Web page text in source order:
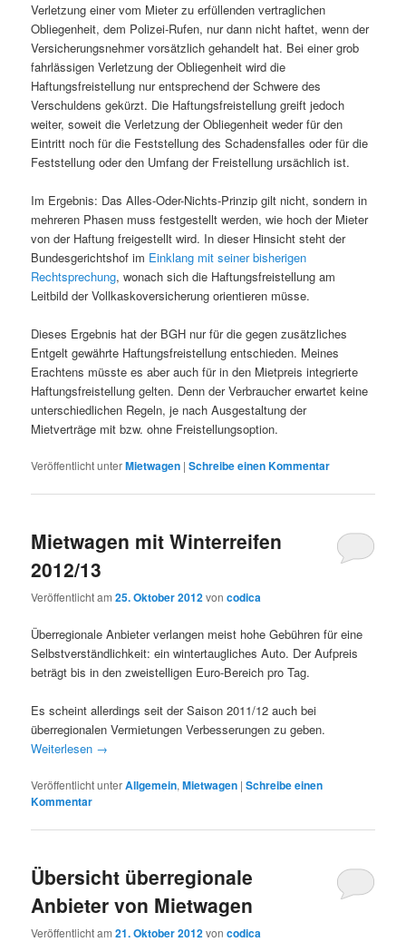
Verletzung einer vom Mieter zu erfüllenden vertraglichen
Obliegenheit, dem Polizei-Rufen, nur dann nicht haftet, wenn der
Versicherungsnehmer vorsätzlich gehandelt hat. Bei einer grob
fahrlässigen Verletzung der Obliegenheit wird die
Haftungsfreistellung nur entsprechend der Schwere des
Verschuldens gekürzt. Die Haftungsfreistellung greift jedoch
weiter, soweit die Verletzung der Obliegenheit weder für den
Eintritt noch für die Feststellung des Schadensfalles oder für die
Feststellung oder den Umfang der Freistellung ursächlich ist.
Im Ergebnis: Das Alles-Oder-Nichts-Prinzip gilt nicht, sondern in
mehreren Phasen muss festgestellt werden, wie hoch der Mieter
von der Haftung freigestellt wird. In dieser Hinsicht steht der
Bundesgerichtshof im Einklang mit seiner bisherigen
Rechtsprechung, wonach sich die Haftungsfreistellung am
Leitbild der Vollkaskoversicherung orientieren müsse.
Dieses Ergebnis hat der BGH nur für die gegen zusätzliches
Entgelt gewährte Haftungsfreistellung entschieden. Meines
Erachtens müsste es aber auch für in den Mietpreis integrierte
Haftungsfreistellung gelten. Denn der Verbraucher erwartet keine
unterschiedlichen Regeln, je nach Ausgestaltung der
Mietverträge mit bzw. ohne Freistellungsoption.
Veröffentlicht unterMietwagen |Schreibe einen Kommentar
Mietwagen mit Winterreifen
2012/13
Veröffentlicht am25. Oktober 2012voncodica
Überregionale Anbieter verlangen meist hohe Gebühren für eine
Selbstverständlichkeit: ein wintertaugliches Auto. Der Aufpreis
beträgt bis in den zweistelligen Euro-Bereich pro Tag.
Es scheint allerdings seit der Saison 2011/12 auch bei
überregionalen Vermietungen Verbesserungen zu geben.
Weiterlesen →
Veröffentlicht unterAllgemein,Mietwagen |Schreibe einen
Kommentar
Übersicht überregionale
Anbieter von Mietwagen
Veröffentlicht am21. Oktober 2012voncodica